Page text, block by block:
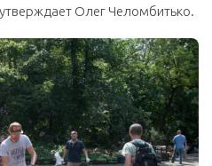
Олег Челомбитько.